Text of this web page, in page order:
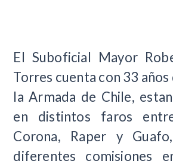
El Suboficial Mayor
Torres cuenta con 33
la Armada de Chile,
en distintos faros
Corona, Raper y
diferentes comisiones